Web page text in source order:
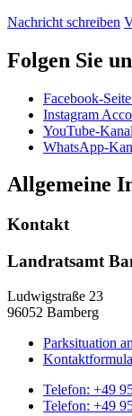
Nachricht schreiben
Folgen Sie
Facebook-
Instagram
YouTube-
WhatsApp-
Allgemeine
Kontakt
Landratsamt
Ludwigstraße 23
96052 Bamberg
Parksituation
Telefon: +49
Telefon: +49